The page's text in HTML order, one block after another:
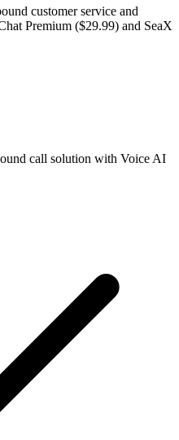
customer service and
Premium ($29.99) and SeaX
call solution with Voice AI